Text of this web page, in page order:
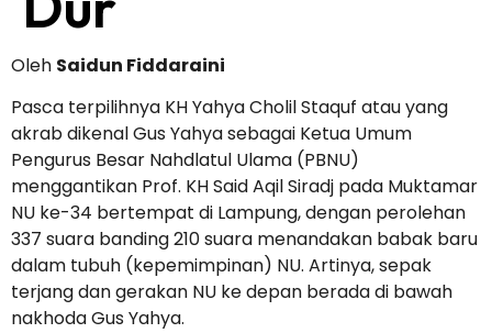
Oleh Saidun Fiddaraini
Pasca terpilihnya KH Yahya Cholil Staquf atau yang
akrab dikenal Gus Yahya sebagai Ketua Umum
Pengurus Besar Nahdlatul Ulama (PBNU)
menggantikan Prof. KH Said Aqil Siradj pada Muktamar
NU ke-34 bertempat di Lampung, dengan perolehan
337 suara banding 210 suara menandakan babak baru
dalam tubuh (kepemimpinan) NU. Artinya, sepak
terjang dan gerakan NU ke depan berada di bawah
nakhoda Gus Yahya.